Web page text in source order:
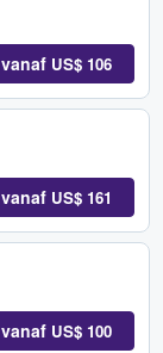
vanaf US$ 106
vanaf US$ 161
vanaf US$ 100